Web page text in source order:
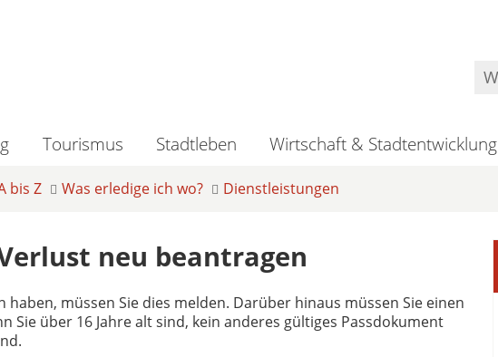
Tourismus Stadtleben Wirtschaft & Stadtentwicklung
bis Z Was erledige ich wo? Dienstleistungen
neu beantragen
müssen Sie dies melden. Darüber hinaus müssen Sie einen
Sie über 16 Jahre alt sind, kein anderes gültiges Passdokument